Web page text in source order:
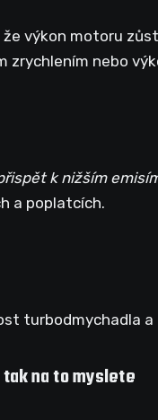
výkon motoru
zrychlením nebo
k nižším
a poplatcích.
turbodmychadla
na to myslete